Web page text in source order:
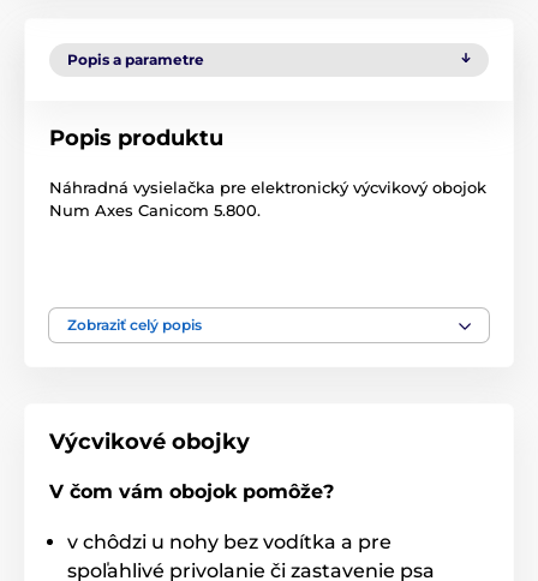
Popis a parametre
Popis produktu
Náhradná vysielačka pre elektronický výcvikový obojok
Num Axes Canicom 5.800.
Pozor! Naše príslušenstvo je kompatibilné len s
nebudú kompatibilné! Pracujú na rôznych
frekvenciách.
Technické špecifikácie sa môžu zmeniť bez
ilustračný charakter.
Zobraziť celý popis
Výcvikové obojky
V čom vám obojok pomôže?
v chôdzi u nohy bez vodítka a pre
spoľahlivé privolanie či zastavenie psa